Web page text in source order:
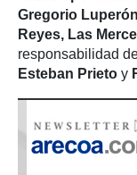
Gregorio
Reyes, Las
responsabilidad
Esteban Prieto y